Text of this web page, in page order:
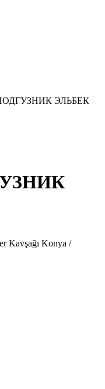
ЭЛЬБЕК
Kavşağı Konya /